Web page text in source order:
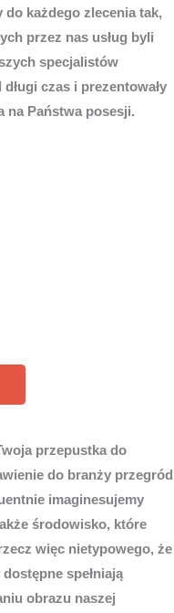
do każdego zlecenia tak,
przez nas usług byli
specjalistów
czas i prezentowały
na Państwa posesji.
przepustka do
do branży przegród
imaginesujemy
środowisko, które
więc nietypowego, że
spełniają
obrazu naszej